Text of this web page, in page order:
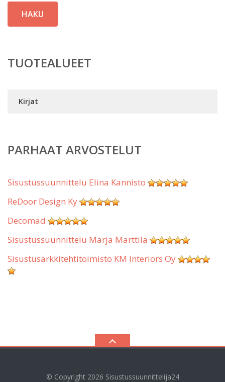
HAKU
TUOTEALUEET
Kirjat
PARHAAT ARVOSTELUT
Sisustussuunnittelu Elina Kannisto
ReDoor Design Ky
Decomad
Sisustussuunnittelu Marja Marttila
Sisustusarkkitehtitoimisto KM Interiors Oy
© Copyright 2026 Sisustussuunnittelija24